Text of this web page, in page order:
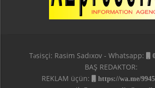
Təsisçi: Rasim Sadıxov - Whatsapp:
BAŞ REDAKTOR:
REKLAM üçün:
https://wa.me/